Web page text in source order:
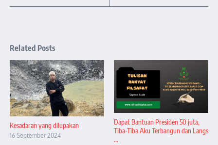
Related Posts
Kesadaran yang dilupakan
16 September 2024
Dapat Bantuan Presiden 50 juta,
Tiba-Tiba Aku Terbangun dan Langs
...